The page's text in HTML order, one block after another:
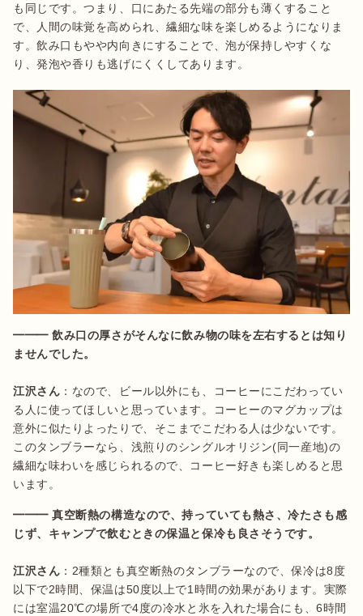
も同じです。つまり、口にあたる先端の部分も薄くすること
で、人間の味覚を高められ、繊細な味を楽しめるようになりま
す。飲み口もやや内向きにすることで、泡が保持しやすくな
━━━ 飲み口の厚さがそんなに飲み物の味を左右するとは知り
江沢さん ：なので、ビール以外にも、コーヒーにこだわってい
る人に使ってほしいと思っています。コーヒーのマグカップは
意外に似たりよったりで、そこまでこだわる人は少ないです。
このタンブラーなら、浅煎りのシングルオリジン(同一産地)の
繊細な味わいを感じられるので、コーヒー好きも楽しめると思
います。
━━━ 真空断熱の構造なので、持っていても熱さ、冷たさも感
江沢さん ：2種類とも真空断熱のタンブラーなので、保冷は8度
以下で2時間、保温は50度以上で1時間の効果があります。実際
には室温20℃の場所で4度の冷水と氷を入れた場合にも、6時間